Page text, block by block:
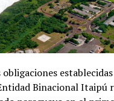
Binacional Itaipú